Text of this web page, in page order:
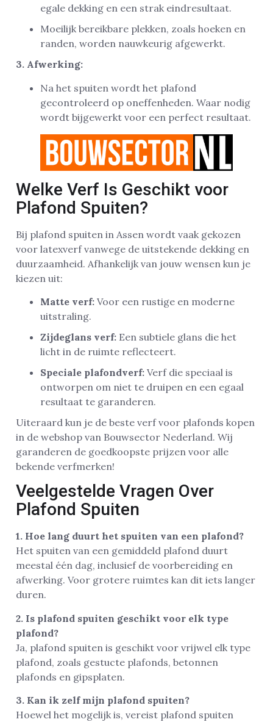
egale dekking en een strak eindresultaat.
Moeilijk bereikbare plekken, zoals hoeken en
randen, worden nauwkeurig afgewerkt.
3. Afwerking:
Na het spuiten wordt het plafond
gecontroleerd op oneffenheden. Waar nodig
wordt bijgewerkt voor een perfect resultaat.
Welke Verf Is Geschikt voor
Plafond Spuiten?
Bij plafond spuiten in Assen wordt vaak gekozen
voor latexverf vanwege de uitstekende dekking en
duurzaamheid. Afhankelijk van jouw wensen kun je
kiezen uit:
Matte verf: Voor een rustige en moderne
uitstraling.
Zijdeglans verf: Een subtiele glans die het
licht in de ruimte reflecteert.
Speciale plafondverf: Verf die speciaal is
ontworpen om niet te druipen en een egaal
resultaat te garanderen.
Uiteraard kun je de beste verf voor plafonds kopen
in de webshop van Bouwsector Nederland. Wij
garanderen de goedkoopste prijzen voor alle
bekende verfmerken!
Veelgestelde Vragen Over
Plafond Spuiten
1. Hoe lang duurt het spuiten van een plafond?
Het spuiten van een gemiddeld plafond duurt
meestal één dag, inclusief de voorbereiding en
afwerking. Voor grotere ruimtes kan dit iets langer
duren.
2. Is plafond spuiten geschikt voor elk type
plafond?
Ja, plafond spuiten is geschikt voor vrijwel elk type
plafond, zoals gestucte plafonds, betonnen
plafonds en gipsplaten.
3. Kan ik zelf mijn plafond spuiten?
Hoewel het mogelijk is, vereist plafond spuiten